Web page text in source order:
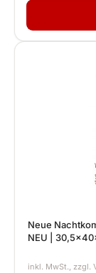
Neue
NEU |